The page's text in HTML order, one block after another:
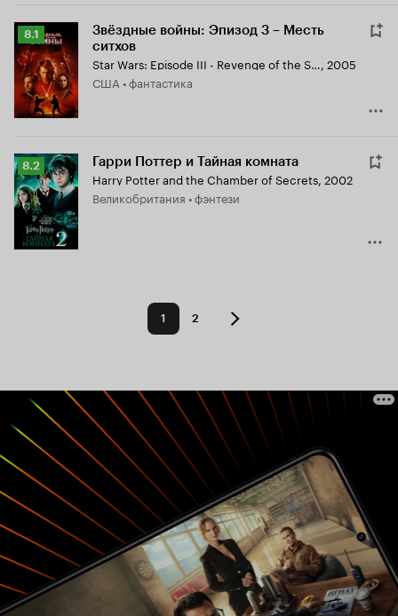
Рейтинг
Кинопоиска
8.1
8.1
Звёздные войны: Эпизод 3 – Месть
ситхов
Star Wars: Episode III - Revenge of the Sith, 2005
США • фантастика
Рейтинг
Кинопоиска
8.2
8.2 Гарри Поттер и Тайная комната
Harry Potter and the Chamber of Secrets, 2002
Великобритания • фэнтези
1 2